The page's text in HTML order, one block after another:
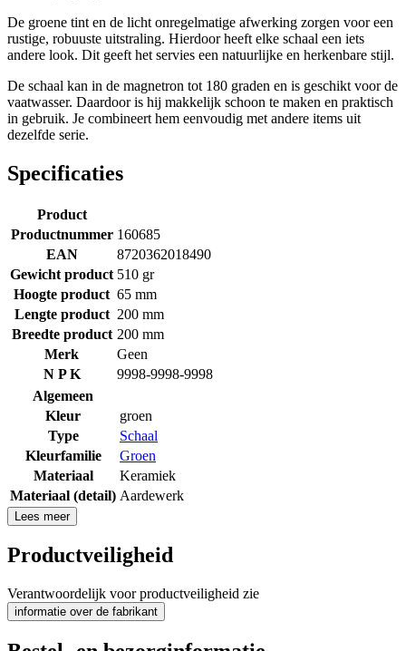
De groene tint en de licht onregelmatige afwerking zorgen voor een
rustige, robuuste uitstraling. Hierdoor heeft elke schaal een iets
andere look. Dit geeft het servies een natuurlijke en herkenbare stijl.
De schaal kan in de magnetron tot 180 graden en is geschikt voor de
vaatwasser. Daardoor is hij makkelijk schoon te maken en praktisch
in gebruik. Je combineert hem eenvoudig met andere items uit
dezelfde serie.
Specificaties
Product
Productnummer 160685
EAN
8720362018490
Gewicht product 510 gr
Hoogte product 65 mm
Lengte product 200 mm
Breedte product 200 mm
Merk
Geen
N P K
9998-9998-9998
Algemeen
Kleur
groen
Type
Schaal
Kleurfamilie
Groen
Materiaal
Keramiek
Materiaal (detail) Aardewerk
Lees meer
Productveiligheid
Verantwoordelijk voor productveiligheid zie
informatie over de fabrikant